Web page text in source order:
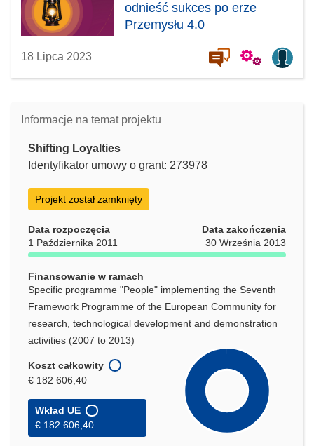
odnieść sukces po erze
Przemysłu 4.0
18 Lipca 2023
Informacje na temat projektu
Shifting Loyalties
Identyfikator umowy o grant: 273978
Projekt został zamknięty
Data rozpoczęcia
1 Października 2011
Data zakończenia
30 Września 2013
Finansowanie w ramach
Specific programme "People" implementing the Seventh
Framework Programme of the European Community for
research, technological development and demonstration
activities (2007 to 2013)
Koszt całkowity
€ 182 606,40
Wkład UE
€ 182 606,40